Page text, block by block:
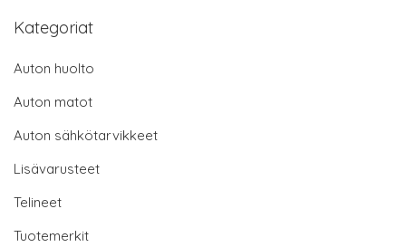
Kategoriat
Auton huolto
Auton matot
Auton sähkötarvikkeet
Lisävarusteet
Telineet
Tuotemerkit